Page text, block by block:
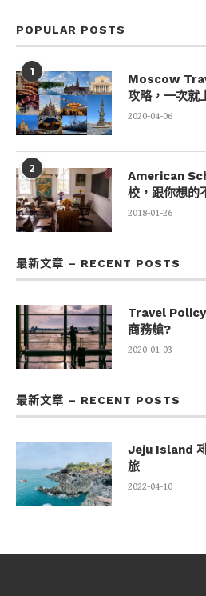
POPULAR POSTS
1
Moscow
攻略，一次就
2020-04-06
2
American
校，跟你想的
2018-01-26
最新文章 – RECENT POSTS
Travel Policy
商務艙?
2020-01-03
最新文章 – RECENT POSTS
Jeju Island
旅
2022-04-10